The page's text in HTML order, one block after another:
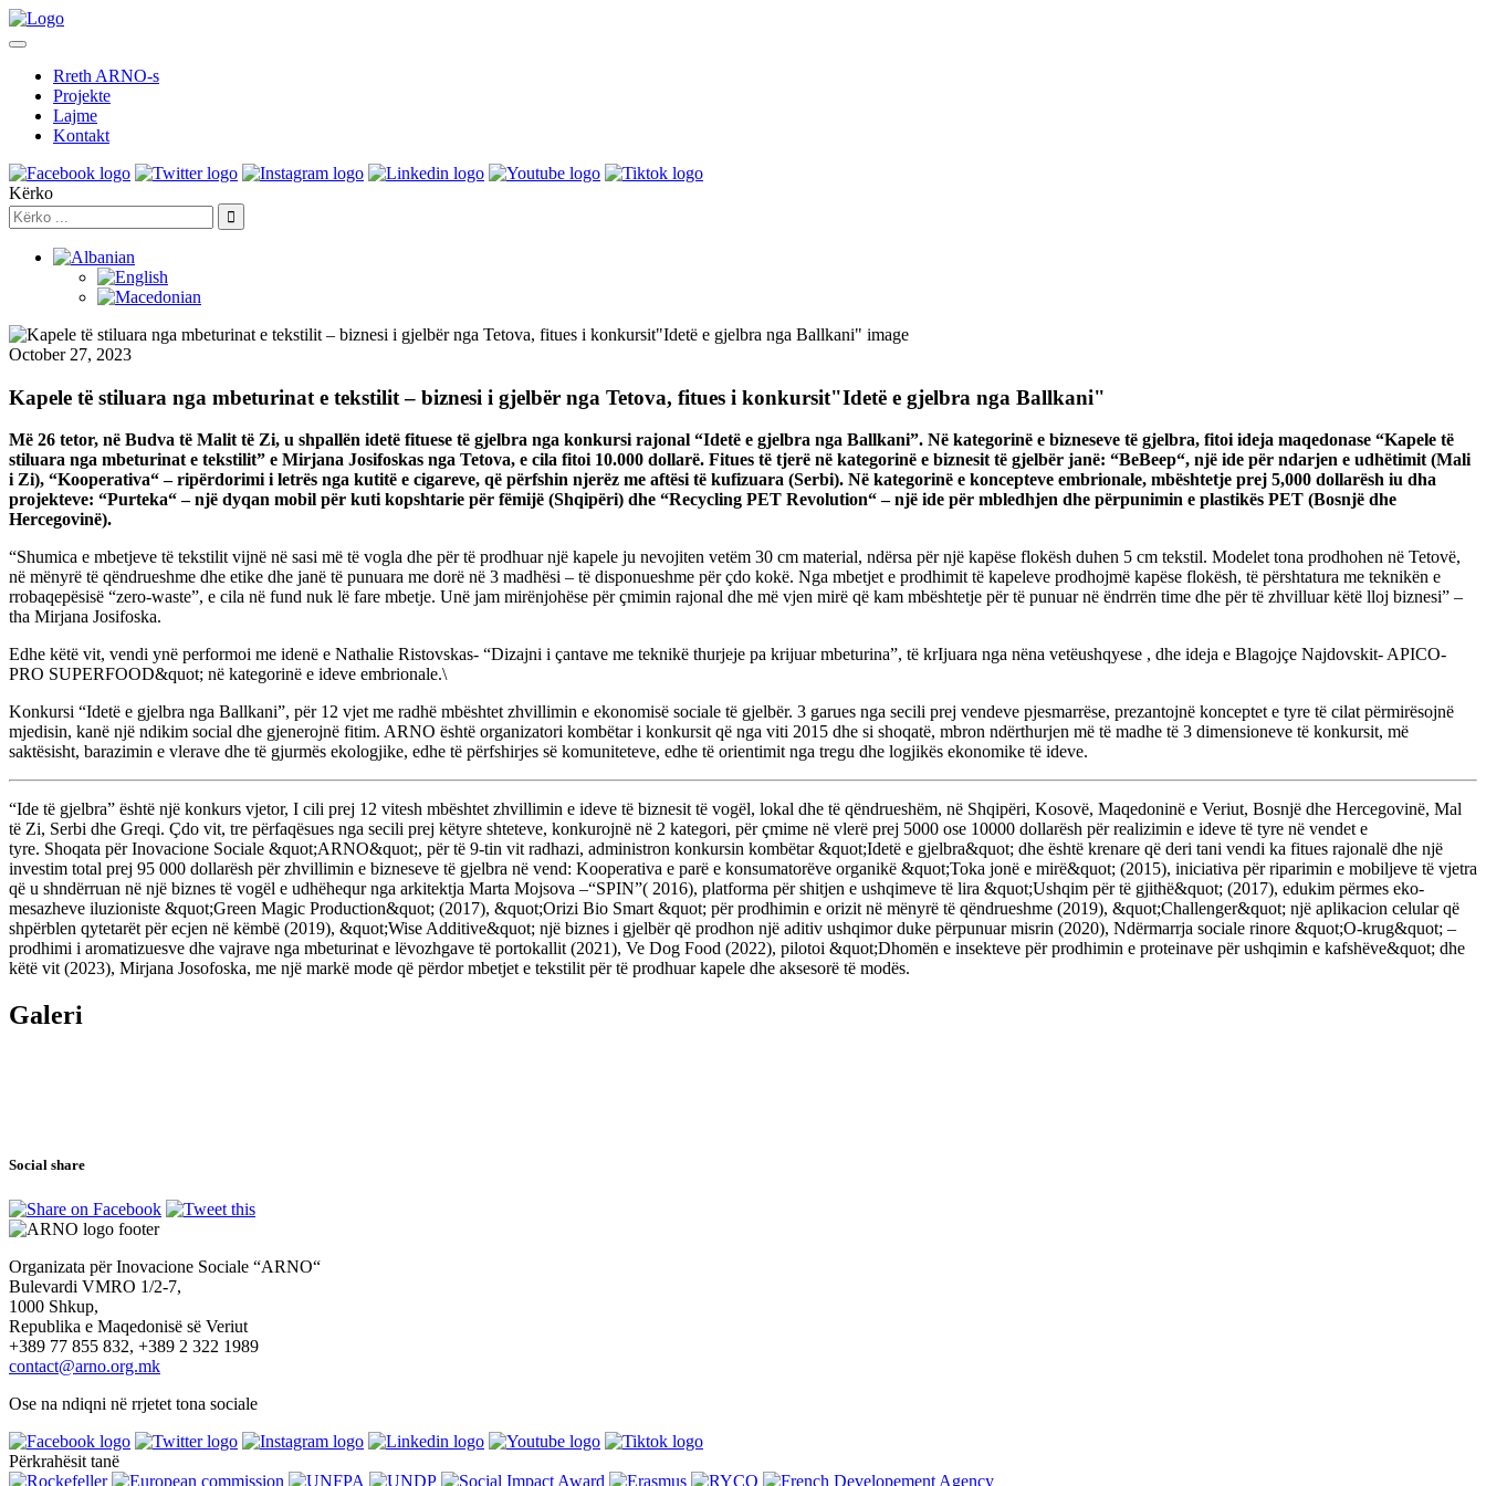
Rreth ARNO-s
Projekte
Lajme
Kontakt
Kërko
October 27, 2023
Kapele të stiluara nga mbeturinat e tekstilit – biznesi i gjelbër nga Tetova, fitues i konkursit"Idetë e gjelbra nga Ballkani"
Më 26 tetor, në Budva të Malit të Zi, u shpallën idetë fituese të gjelbra nga konkursi rajonal “Idetë e gjelbra nga Ballkani”. Në kategorinë e bizneseve të gjelbra, fitoi ideja maqedonase “Kapele të
stiluara nga mbeturinat e tekstilit” e Mirjana Josifoskas nga Tetova, e cila fitoi 10.000 dollarë. Fitues të tjerë në kategorinë e biznesit të gjelbër janë: “BeBeep“, një ide për ndarjen e udhëtimit (Mali
i Zi), “Kooperativa“– ripërdorimi i letrës nga kutitë e cigareve, që përfshin njerëz me aftësi të kufizuara (Serbi). Në kategorinë e koncepteve embrionale, mbështetje prej 5,000 dollarësh iu dha
projekteve: “Purteka“ – një dyqan mobil për kuti kopshtarie për fëmijë (Shqipëri) dhe “Recycling PET Revolution“ – një ide për mbledhjen dhe përpunimin e plastikës PET (Bosnjë dhe
Hercegovinë).
“Shumica e mbetjeve të tekstilit vijnë në sasi më të vogla dhe për të prodhuar një kapele ju nevojiten vetëm 30 cm material, ndërsa për një kapëse flokësh duhen 5 cm tekstil. Modelet tona prodhohen në Tetovë,
në mënyrë të qëndrueshme dhe etike dhe janë të punuara me dorë në 3 madhësi – të disponueshme për çdo kokë. Nga mbetjet e prodhimit të kapeleve prodhojmë kapëse flokësh, të përshtatura me teknikën e
rrobaqepësisë “zero-waste”, e cila në fund nuk lë fare mbetje. Unë jam mirënjohëse për çmimin rajonal dhe më vjen mirë që kam mbështetje për të punuar në ëndrrën time dhe për të zhvilluar këtë lloj biznesi” –
tha Mirjana Josifoska.
Edhe këtë vit, vendi ynë performoi me idenë e Nathalie Ristovskas- “Dizajni i çantave me teknikë thurjeje pa krijuar mbeturina”, të krIjuara nga nëna vetëushqyese , dhe ideja e Blagojçe Najdovskit- APICO-
PRO SUPERFOOD&quot; në kategorinë e ideve embrionale.\
Konkursi “Idetë e gjelbra nga Ballkani”, për 12 vjet me radhë mbështet zhvillimin e ekonomisë sociale të gjelbër. 3 garues nga secili prej vendeve pjesmarrëse, prezantojnë konceptet e tyre të cilat përmirësojnë
mjedisin, kanë një ndikim social dhe gjenerojnë fitim. ARNO është organizatori kombëtar i konkursit që nga viti 2015 dhe si shoqatë, mbron ndërthurjen më të madhe të 3 dimensioneve të konkursit, më
saktësisht, barazimin e vlerave dhe të gjurmës ekologjike, edhe të përfshirjes së komuniteteve, edhe të orientimit nga tregu dhe logjikës ekonomike të ideve.
“Ide të gjelbra” është një konkurs vjetor, I cili prej 12 vitesh mbështet zhvillimin e ideve të biznesit të vogël, lokal dhe të qëndrueshëm, në Shqipëri, Kosovë, Maqedoninë e Veriut, Bosnjë dhe Hercegovinë, Mal
të Zi, Serbi dhe Greqi. Çdo vit, tre përfaqësues nga secili prej këtyre shteteve, konkurojnë në 2 kategori, për çmime në vlerë prej 5000 ose 10000 dollarësh për realizimin e ideve të tyre në vendet e
tyre. Shoqata për Inovacione Sociale &quot;ARNO&quot;, për të 9-tin vit radhazi, administron konkursin kombëtar &quot;Idetë e gjelbra&quot; dhe është krenare që deri tani vendi ka fitues rajonalë dhe një
investim total prej 95 000 dollarësh për zhvillimin e bizneseve të gjelbra në vend: Kooperativa e parë e konsumatorëve organikë &quot;Toka jonë e mirë&quot; (2015), iniciativa për riparimin e mobiljeve të vjetra
që u shndërruan në një biznes të vogël e udhëhequr nga arkitektja Marta Mojsova –“SPIN”( 2016), platforma për shitjen e ushqimeve të lira &quot;Ushqim për të gjithë&quot; (2017), edukim përmes eko-
mesazheve iluzioniste &quot;Green Magic Production&quot; (2017), &quot;Orizi Bio Smart &quot; për prodhimin e orizit në mënyrë të qëndrueshme (2019), &quot;Challenger&quot; një aplikacion celular që
shpërblen qytetarët për ecjen në këmbë (2019), &quot;Wise Additive&quot; një biznes i gjelbër që prodhon një aditiv ushqimor duke përpunuar misrin (2020), Ndërmarrja sociale rinore &quot;O-krug&quot; –
prodhimi i aromatizuesve dhe vajrave nga mbeturinat e lëvozhgave të portokallit (2021), Ve Dog Food (2022), pilotoi &quot;Dhomën e insekteve për prodhimin e proteinave për ushqimin e kafshëve&quot; dhe
këtë vit (2023), Mirjana Josofoska, me një markë mode që përdor mbetjet e tekstilit për të prodhuar kapele dhe aksesorë të modës.
Galeri
Social share
Organizata për Inovacione Sociale “ARNO“
Bulevardi VMRO 1/2-7,
1000 Shkup,
Republika e Maqedonisë së Veriut
+389 77 855 832, +389 2 322 1989
contact@arno.org.mk
Ose na ndiqni në rrjetet tona sociale
Përkrahësit tanë